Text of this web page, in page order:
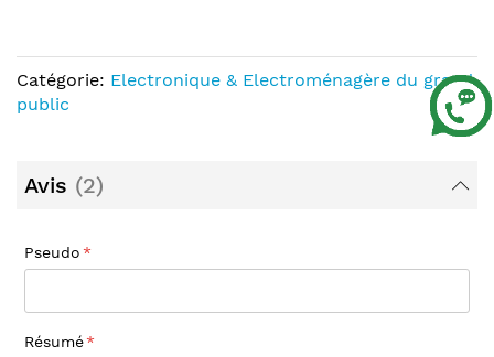
Catégorie: Electronique & Electroménagère du grand
public
Avis 2
Pseudo
Résumé